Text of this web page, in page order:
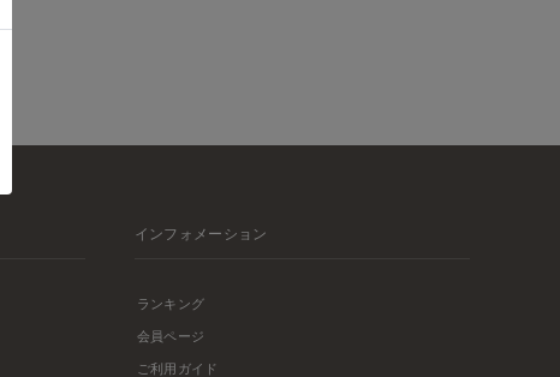
インフォメーション
ランキング
会員ページ
ご利用ガイド